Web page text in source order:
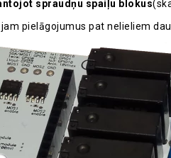
spraudņu spaiļu blokus
pielāgojumus pat nelieliem